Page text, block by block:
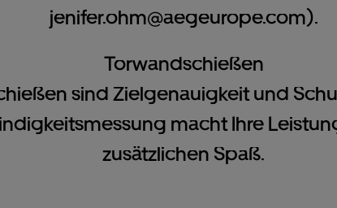
jenifer.ohm@aegeurope.com).
Torwandschießen
sind Zielgenauigkeit und
macht Ihre
zusätzlichen Spaß.